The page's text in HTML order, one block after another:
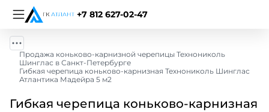
+7 812 627-02-47
Продажа коньково-карнизной черепицы Технониколь
Шинглас в Санкт-Петербурге
Гибкая черепица коньково-карнизная Технониколь Шинглас
Атлантика Мадейра 5 м2
Гибкая черепица коньково-карнизная